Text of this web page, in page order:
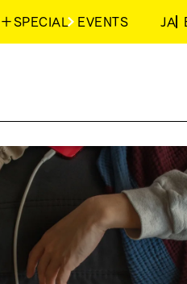
SPECIAL EVENTS JA